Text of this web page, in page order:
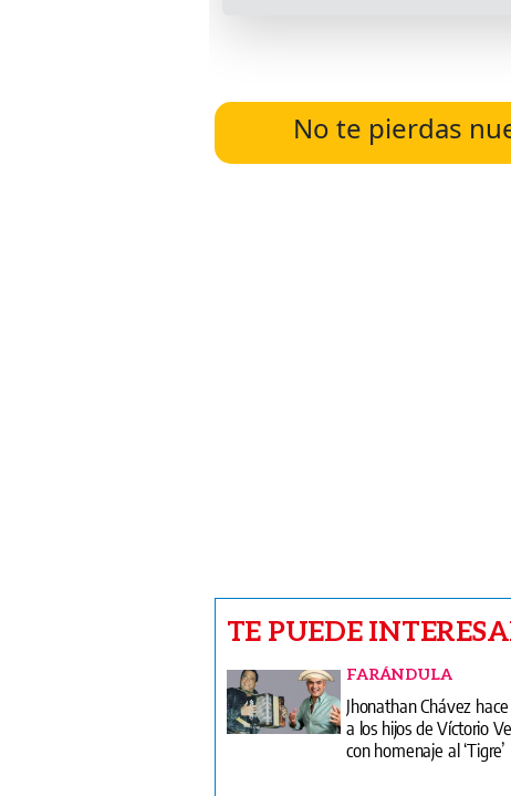
No te pierdas
TE PUEDE
FARÁNDULA
Jhonathan Chávez
a los hijos de Víctorio
con homenaje al ‘Tigre’